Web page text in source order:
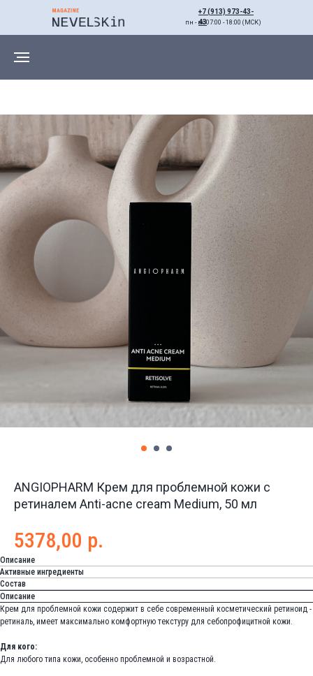
+7 (913) 973-43-
43
пн - вс 07:00 - 18:00 (МСК)
ANGIOPHARM Крем для проблемной кожи с
ретиналем Anti-acne cream Medium, 50 мл
5378,00 р.
Описание
Активные ингредиенты
Состав
Описание
Крем для проблемной кожи содержит в себе современный косметический ретиноид -
ретиналь, имеет максимально комфортную текстуру для себопрофицитной кожи.
Для кого:
Для любого типа кожи, особенно проблемной и возрастной.